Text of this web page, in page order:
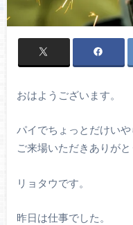
おはようございます。
パイでちょっとだけい
ご来場いただきありがと
リョタウです。
昨日は仕事でした。